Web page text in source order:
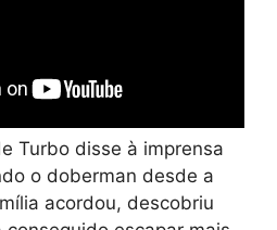
Turbo disse à imprensa
o doberman desde a
acordou, descobriu